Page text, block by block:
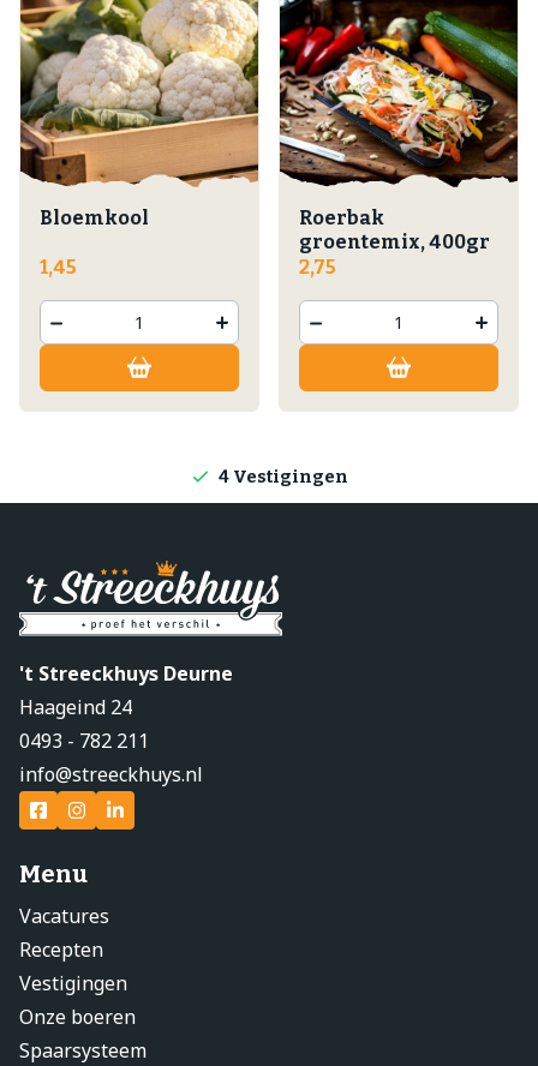
Bloemkool
1,45
Roerbak
groentemix, 400gr
2,75
Lokale producten
4 Vestigingen
't Streeckhuys Deurne
Haageind 24
0493 - 782 211
info@streeckhuys.nl
Menu
Vacatures
Recepten
Vestigingen
Onze boeren
Spaarsysteem